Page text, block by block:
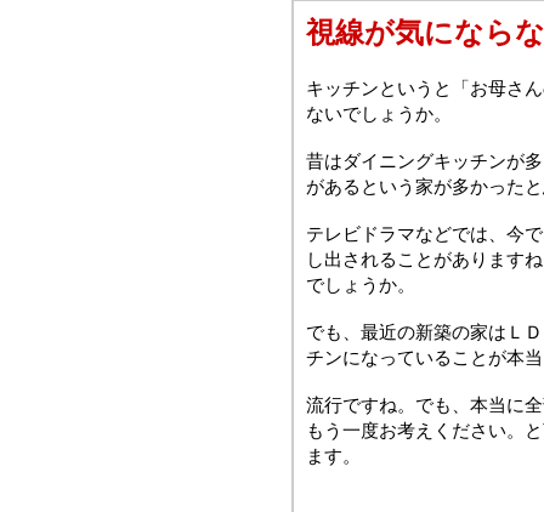
視線が気になら
キッチンというと「お母さ
ないでしょうか。
昔はダイニングキッチンが
があるという家が多かった
テレビドラマなどでは、今
し出されることがあります
でしょうか。
でも、最近の新築の家はＬ
チンになっていることが本
流行ですね。でも、本当に
もう一度お考えください。
ます。